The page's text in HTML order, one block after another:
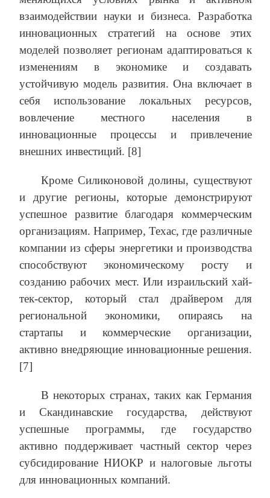
взаимодействии науки и бизнеса. Разработка
инновационных стратегий на основе этих
моделей позволяет регионам адаптироваться к
изменениям в экономике и создавать
устойчивую модель развития. Она включает в
себя использование локальных ресурсов,
вовлечение местного населения в
инновационные процессы и привлечение
внешних инвестиций. [8]
Кроме Силиконовой долины, существуют
и другие регионы, которые демонстрируют
успешное развитие благодаря коммерческим
организациям. Например, Техас, где различные
компании из сферы энергетики и производства
способствуют экономическому росту и
созданию рабочих мест. Или израильский хай-
тек-сектор, который стал драйвером для
региональной экономики, опираясь на
стартапы и коммерческие организации,
активно внедряющие инновационные решения.
[7]
В некоторых странах, таких как Германия
и Скандинавские государства, действуют
успешные программы, где государство
активно поддерживает частный сектор через
субсидирование НИОКР и налоговые льготы
для инновационных компаний.